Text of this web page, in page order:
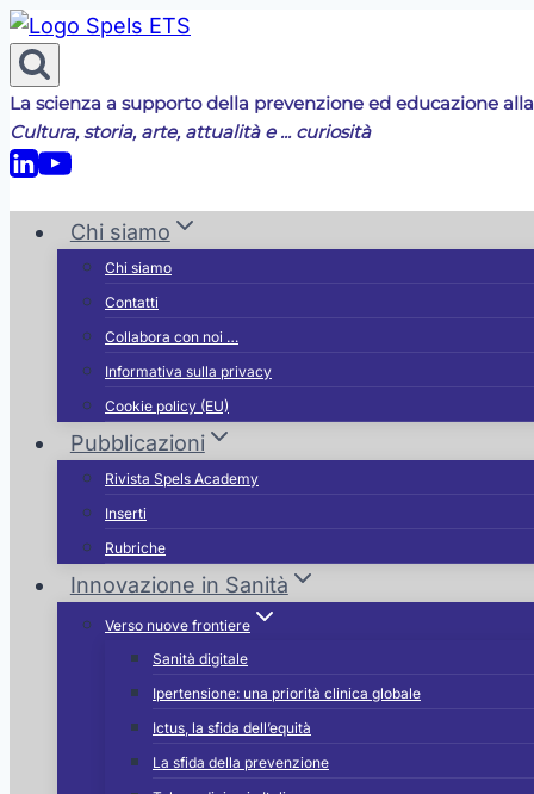
Salta
al
contenuto
La scienza a supporto della prevenzione ed educazione
Cultura, storia, arte, attualità e ... curiosità
Chi siamo
Chi siamo
Contatti
Collabora con noi …
Informativa sulla privacy
Cookie policy (EU)
Pubblicazioni
Rivista Spels Academy
Inserti
Rubriche
Innovazione in Sanità
Verso nuove frontiere
Sanità digitale
Ipertensione: una priorità clinica globale
Ictus, la sfida dell’equità
La sfida della prevenzione